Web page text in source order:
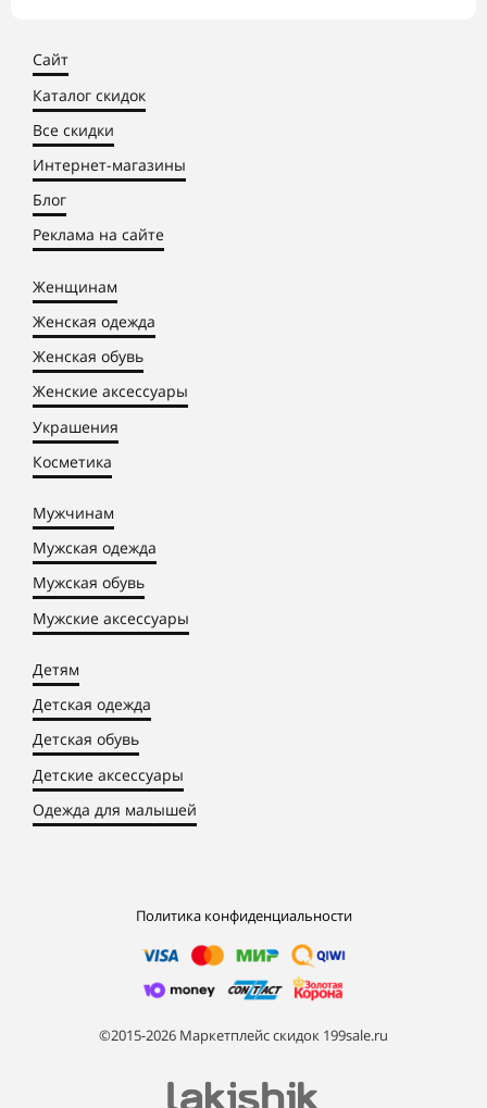
Сайт
Каталог скидок
Все скидки
Интернет-магазины
Блог
Реклама на сайте
Женщинам
Женская одежда
Женская обувь
Женские аксессуары
Украшения
Косметика
Мужчинам
Мужская одежда
Мужская обувь
Мужские аксессуары
Детям
Детская одежда
Детская обувь
Детские аксессуары
Одежда для малышей
Политика конфиденциальности
©2015-2026 Маркетплейс скидок 199sale.ru